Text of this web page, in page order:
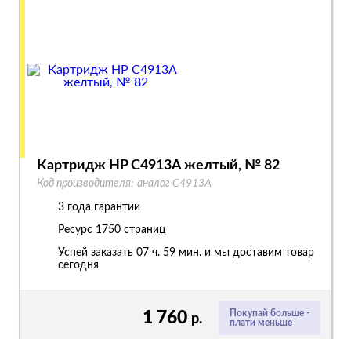
Покупай больше -
плати меньше
1 760 р.
Картридж HP C4913A желтый, № 82
Код производителя: аналог C4913A
3 года гарантии
Ресурс 1750 страниц
Успей заказать 07 ч. 59 мин. и мы доставим товар
сегодня